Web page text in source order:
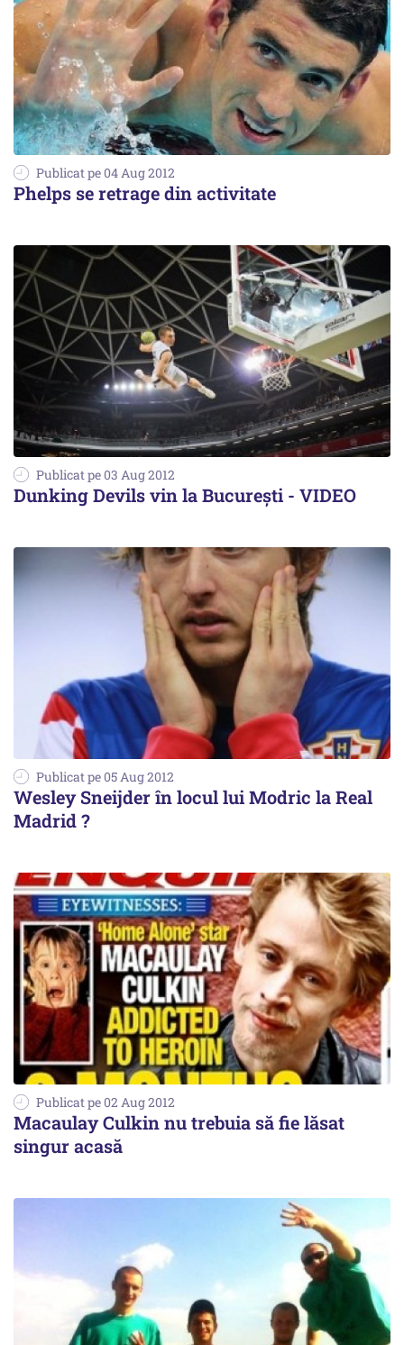
Publicat pe 04 Aug 2012
Phelps se retrage din activitate
Publicat pe 03 Aug 2012
Dunking Devils vin la București - VIDEO
Publicat pe 05 Aug 2012
Wesley Sneijder în locul lui Modric la Real
Madrid ?
Publicat pe 02 Aug 2012
Macaulay Culkin nu trebuia să fie lăsat
singur acasă